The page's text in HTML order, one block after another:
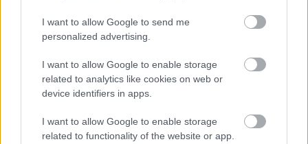
I want to allow Google to send me
personalized advertising.
I want to allow Google to enable storage
related to analytics like cookies on web or
device identifiers in apps.
I want to allow Google to enable storage
related to functionality of the website or app.